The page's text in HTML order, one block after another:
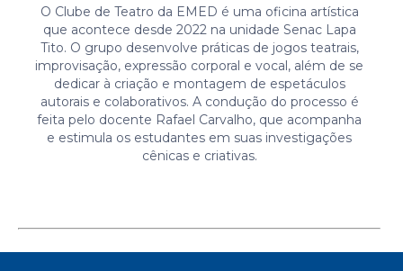
O Clube de Teatro da EMED é uma oficina artística
que acontece desde 2022 na unidade Senac Lapa
Tito. O grupo desenvolve práticas de jogos teatrais,
improvisação, expressão corporal e vocal, além de se
dedicar à criação e montagem de espetáculos
autorais e colaborativos. A condução do processo é
feita pelo docente Rafael Carvalho, que acompanha
e estimula os estudantes em suas investigações
cênicas e criativas.